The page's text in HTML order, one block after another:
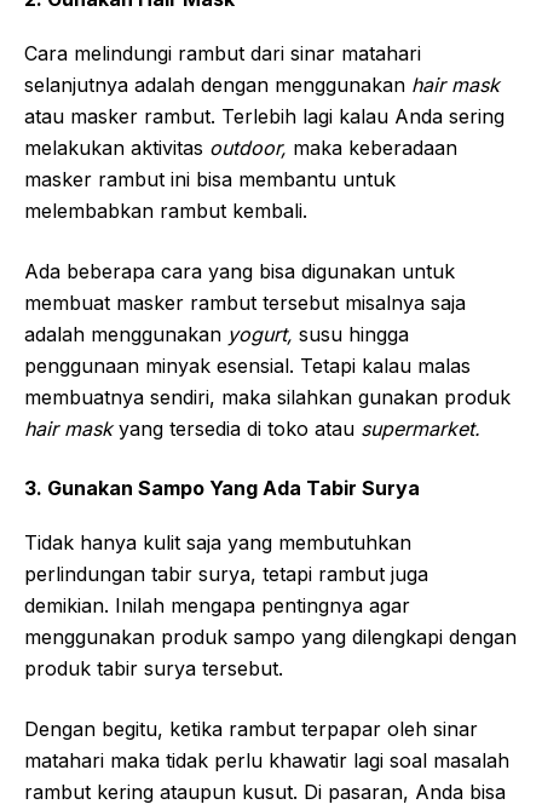
Cara melindungi rambut dari sinar matahari
selanjutnya adalah dengan menggunakan hair mask
atau masker rambut. Terlebih lagi kalau Anda sering
melakukan aktivitas outdoor, maka keberadaan
masker rambut ini bisa membantu untuk
melembabkan rambut kembali.
Ada beberapa cara yang bisa digunakan untuk
membuat masker rambut tersebut misalnya saja
adalah menggunakan yogurt, susu hingga
penggunaan minyak esensial. Tetapi kalau malas
membuatnya sendiri, maka silahkan gunakan produk
hair maskyang tersedia di toko atau supermarket.
3. Gunakan Sampo Yang Ada Tabir Surya
Tidak hanya kulit saja yang membutuhkan
perlindungan tabir surya, tetapi rambut juga
demikian. Inilah mengapa pentingnya agar
menggunakan produk sampo yang dilengkapi dengan
produk tabir surya tersebut.
Dengan begitu, ketika rambut terpapar oleh sinar
matahari maka tidak perlu khawatir lagi soal masalah
rambut kering ataupun kusut. Di pasaran, Anda bisa